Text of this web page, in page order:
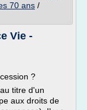
70 ans /
Vie -
?
titre d'un
aux droits de